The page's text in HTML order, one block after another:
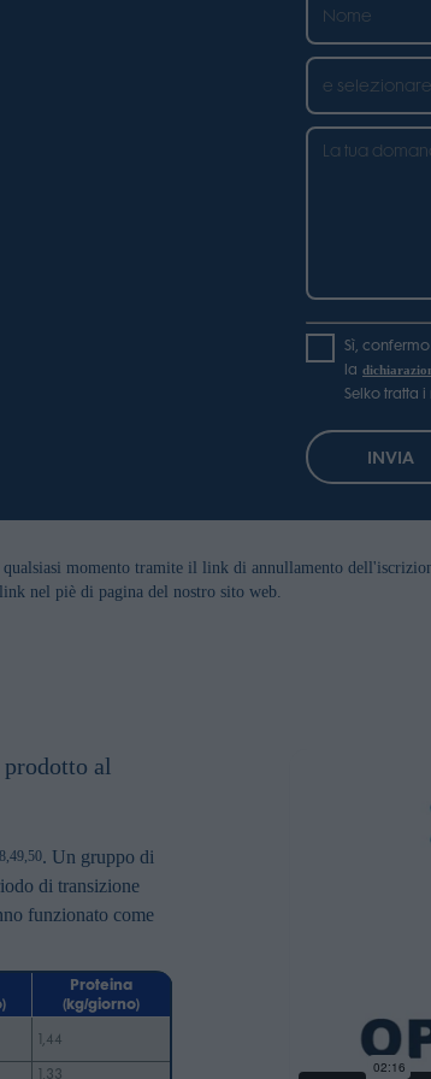
order to make advertising relevant to you. The legal
Sì,
la
Selko tratta
INVIA
momento tramite il link di annullamento
nel piè di pagina del nostro sito web.
al
. Un gruppo di
di transizione
funzionato come
Proteina
(kg/giorno)
1,44
1,33